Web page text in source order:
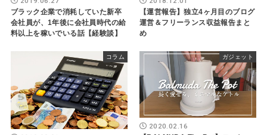
ブラック企業で消耗していた新卒
会社員が、1年後に会社員時代の給
料以上を稼いでいる話【経験談】
【運営報告】独立4ヶ月目のブログ
運営＆フリーランス収益報告まと
め
コラム ガジェット
2020.02.16